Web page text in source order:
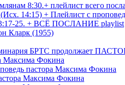
8:30.+ плейлист всего
14:15) + Плейлист с
25. + ВСЁ ПОСЛАНИЕ playlist
Кларк (1955)
Семинария БРТС
Максима Фокина
пастора Максима Фокина
Максима Фокина